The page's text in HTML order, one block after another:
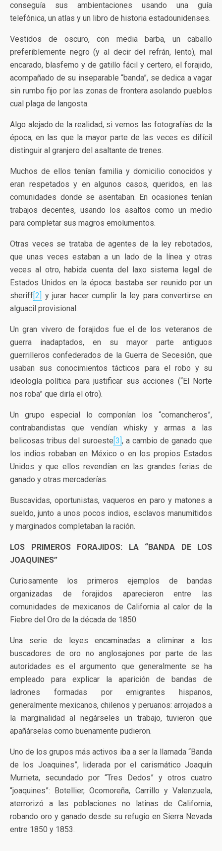
conseguía sus ambientaciones usando una guía
telefónica, un atlas y un libro de historia estadounidenses.
Vestidos de oscuro, con media barba, un caballo
preferiblemente negro (y al decir del refrán, lento), mal
encarado, blasfemo y de gatillo fácil y certero, el forajido,
acompañado de su inseparable “banda”, se dedica a vagar
sin rumbo fijo por las zonas de frontera asolando pueblos
cual plaga de langosta.
Algo alejado de la realidad, si vemos las fotografías de la
época, en las que la mayor parte de las veces es difícil
distinguir al granjero del asaltante de trenes.
Muchos de ellos tenían familia y domicilio conocidos y
eran respetados y en algunos casos, queridos, en las
comunidades donde se asentaban. En ocasiones tenían
trabajos decentes, usando los asaltos como un medio
para completar sus magros emolumentos.
Otras veces se trataba de agentes de la ley rebotados,
que unas veces estaban a un lado de la línea y otras
veces al otro, habida cuenta del laxo sistema legal de
Estados Unidos en la época: bastaba ser reunido por un
sheriff[2] y jurar hacer cumplir la ley para convertirse en
alguacil provisional.
Un gran vivero de forajidos fue el de los veteranos de
guerra inadaptados, en su mayor parte antiguos
guerrilleros confederados de la Guerra de Secesión, que
usaban sus conocimientos tácticos para el robo y su
ideología política para justificar sus acciones (“El Norte
nos roba” que diría el otro).
Un grupo especial lo componían los “comancheros”,
contrabandistas que vendían whisky y armas a las
belicosas tribus del suroeste[3], a cambio de ganado que
los indios robaban en México o en los propios Estados
Unidos y que ellos revendían en las grandes ferias de
ganado y otras mercaderías.
Buscavidas, oportunistas, vaqueros en paro y matones a
sueldo, junto a unos pocos indios, esclavos manumitidos
y marginados completaban la ración.
LOS PRIMEROS FORAJIDOS: LA “BANDA DE LOS
JOAQUINES”
Curiosamente los primeros ejemplos de bandas
organizadas de forajidos aparecieron entre las
comunidades de mexicanos de California al calor de la
Fiebre del Oro de la década de 1850.
Una serie de leyes encaminadas a eliminar a los
buscadores de oro no anglosajones por parte de las
autoridades es el argumento que generalmente se ha
empleado para explicar la aparición de bandas de
ladrones formadas por emigrantes hispanos,
generalmente mexicanos, chilenos y peruanos: arrojados a
la marginalidad al negárseles un trabajo, tuvieron que
apañárselas como buenamente pudieron.
Uno de los grupos más activos iba a ser la llamada “Banda
de los Joaquines”, liderada por el carismático Joaquín
Murrieta, secundado por “Tres Dedos” y otros cuatro
“joaquines”: Botellier, Ocomoreña, Carrillo y Valenzuela,
aterrorizó a las poblaciones no latinas de California,
robando oro y ganado desde su refugio en Sierra Nevada
entre 1850 y 1853.